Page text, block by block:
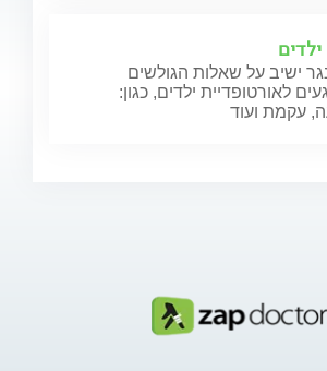
ישיב על שאלות הגולשים
לאורטופדיית ילדים, כגון:
עקמת ועוד